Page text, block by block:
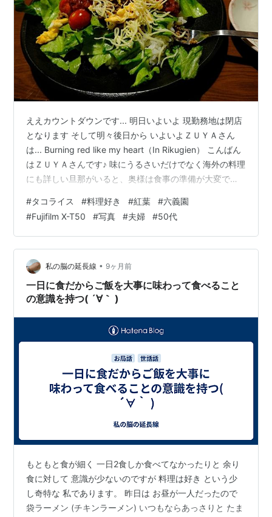
ええカウントダウンです... 明日いよいよ 現勤務地は閉店
となります そして明々後日から いよいよＺＵＹＡさん
は... Burning red like my heart（In Rikugien） こんばん
はＺＵＹＡさんです♪ 味にうるさいだけでなく海外の料理
にも詳しい旦那がいると、奥様は食事の準備が大変では
は、なるべくＺＵＹＡさんが作るようにしています（和
食の時も割と多いけど...）。 今夜は昨夜のナチョスの材
料などが残っていたので、休日で（夕食）当番である家
人に、「タコライス」をリクエストしました～ Taco
Rice is one of …
#タコライス #料理好き #紅葉 #六義園
#Fujifilm X-T50 #写真 #夫婦 #50代
私の脳の延長線 • 9ヶ月前
一日に食だからご飯を大事に味わって食べること
の意識を持つ( ´∀｀ )
もともと食が細く 一日2食しか食べてなかったりと 余り
食に対して 意識が少ないのですが 料理は好き という少
し奇特な 私であります。 昨日は お昼が一人だったので
袋ラーメン (チキンラーメン) いつもならあっさりと たま